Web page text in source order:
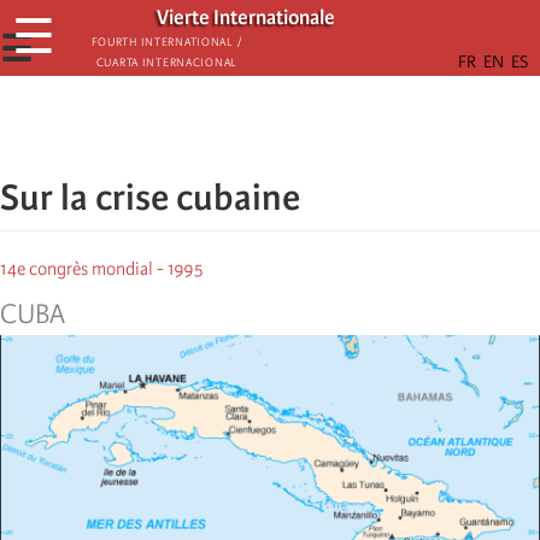
Skip
to
main
Vierte Internationale
Fourth International /
Cuarta Internacional
☰
☰
Sur la crise cubaine
14e congrès mondial - 1995
CUBA